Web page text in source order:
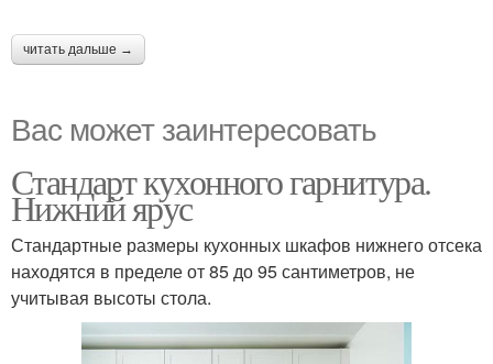
читать дальше →
Вас может заинтересовать
Стандарт кухонного гарнитура.
Нижний ярус
Стандартные размеры кухонных шкафов нижнего отсека
находятся в пределе от 85 до 95 сантиметров, не
учитывая высоты стола.